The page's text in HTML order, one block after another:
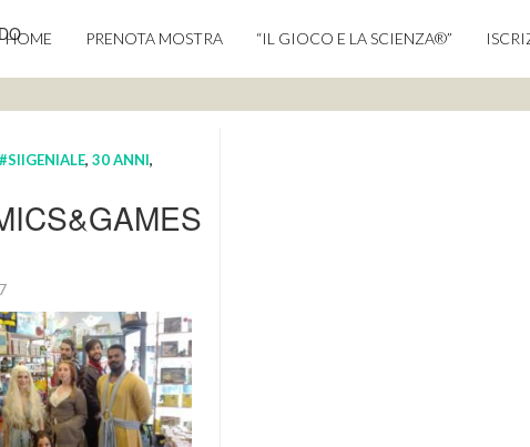
HOME PRENOTA MOSTRA “IL GIOCO E LA SCIENZA®”
#SIIGENIALE, 30 ANNI,